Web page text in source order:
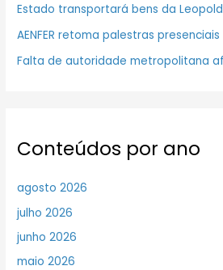
Estado transportará bens da
AENFER retoma palestras presenciais
Falta de autoridade metropolitana
Conteúdos por ano
agosto 2026
julho 2026
junho 2026
maio 2026